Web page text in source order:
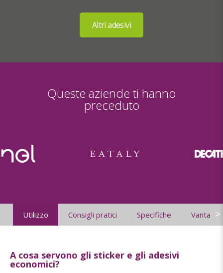
Queste aziende ti hanno
preceduto
Utilizzo Consigli pratici Specifiche Vantaggi
>
A cosa servono gli sticker e gli adesivi
economici?